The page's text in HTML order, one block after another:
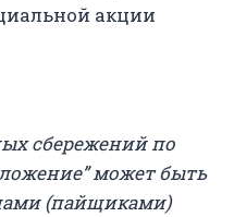
акции
сбережений по
может быть
(пайщиками)